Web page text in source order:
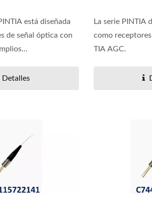
está diseñada
de señal óptica con
Detalles
La serie PINTIA
como
TIA AGC.